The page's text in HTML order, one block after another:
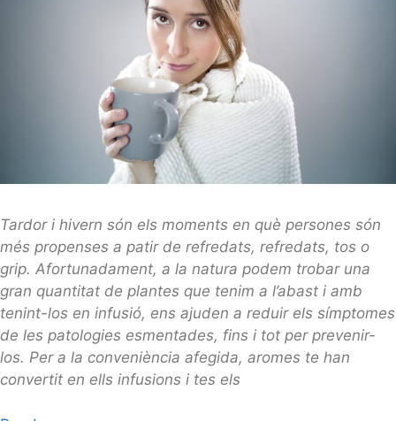
Tardor i hivern són els moments en què persones són
més propenses a patir de refredats, refredats, tos o
grip. Afortunadament, a la natura podem trobar una
gran quantitat de plantes que tenim a l’abast i amb
tenint-los en infusió, ens ajuden a reduir els símptomes
de les patologies esmentades, fins i tot per prevenir-
los. Per a la conveniència afegida, aromes te han
convertit en ells infusions i tes els